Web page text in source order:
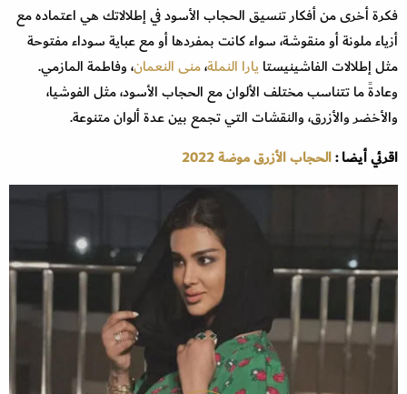
فكرة أخرى من أفكار تنسيق الحجاب الأسود في إطلالاتك هي اعتماده مع
أزياء ملونة أو منقوشة، سواء كانت بمفردها أو مع عباية سوداء مفتوحة
مثل إطلالات الفاشينيستايارا النملة،منى النعمان، وفاطمة المازمي.
وعادةً ما تتناسب مختلف الألوان مع الحجاب الأسود، مثل الفوشيا،
والأخضر والأزرق، والنقشات التي تجمع بين عدة ألوان متنوعة.
اقرئي أيضا :الحجاب الأزرق موضة 2022